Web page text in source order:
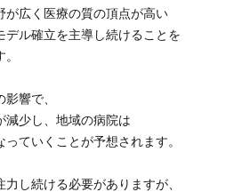
が広く医療の質の頂点が高い
ル確立を主導し続けることを
響で、
減少し、地域の病院は
ていくことが予想されます。
し続ける必要がありますが、